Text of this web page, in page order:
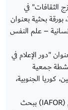
الثقافات" في
ميلانو، إيطاليا، في الفترة من 9-11 مارس 2017، بورقة بحثية بعنوان
– علم النفس
"دور الإعلام في
جمعية
كوريا الجنوبية،
شاركت في المنتدى الأكاديمي العالمي للتعليم (IAFOR) ببحث